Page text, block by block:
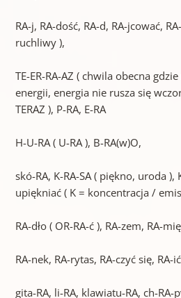
RA-j, RA-dość, RA-d, RA-jcować,
ruchliwy ),
TE-ER-RA-AZ ( chwila obecna
energii, energia nie rusza się
TERAZ ), P-RA, E-RA
H-U-RA ( U-RA ), B-RA(w)O,
skó-RA, K-RA-SA ( piękno, uroda ),
upiękniać ( K = koncentracja /
RA-dło ( OR-RA-ć ), RA-zem, RA-
RA-nek, RA-rytas, RA-czyć się,
gita-RA, li-RA, klawiatu-RA, ch-